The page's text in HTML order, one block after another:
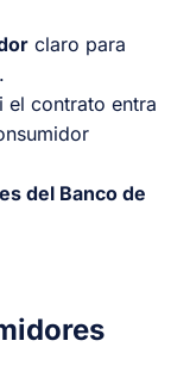
claro para
el contrato entra
del Banco de